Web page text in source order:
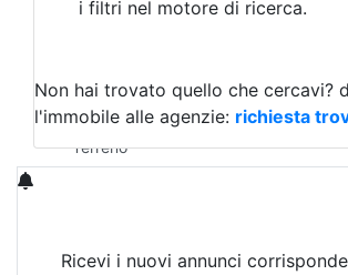
Magazzini
Qualsiasi
Terreno edificabile
Terreno
i filtri nel motore di ricerca.
Non hai trovato quello che cercavi?
l'immobile alle agenzie: richiesta
Ricevi i nuovi annunci